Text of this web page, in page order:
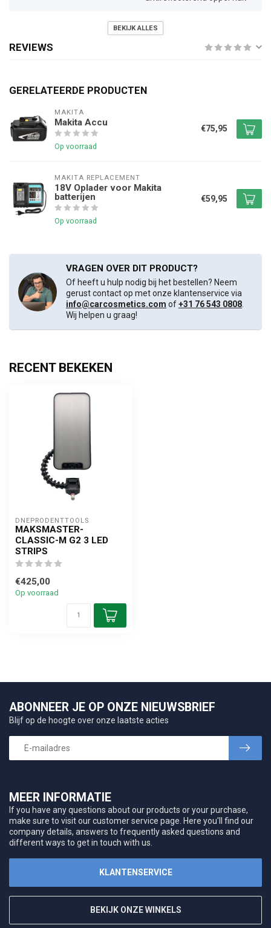
BEKIJK ALLES
REVIEWS
GERELATEERDE PRODUCTEN
MAKITA
Makita Accu
Op voorraad
€75,95
MAKITA REPLACEMENT
18V Oplader voor Makita
batterijen
Op voorraad
€59,95
VRAGEN OVER DIT PRODUCT?
Of heeft u hulp nodig bij het bestellen? Neem
gerust contact op met onze klantenservice via
info@carcosmetics.com of+31 76 543 0808
Wij helpen u graag!
RECENT BEKEKEN
DNEPRODENTTOOLS
MAKSMASTER-
CLASSIC-M G2 3 LED
STRIPS
€425,00
Op voorraad
MEER INFORMATIE
If you have any questions about our products or your purchase,
make sure to visit our customer service page. Here you'll find our
company details, answers to frequently asked questions and
different ways to get in touch with us.
KLANTENSERVICE
BEKIJK ONZE WINKELS
ABONNEER JE OP ONZE NIEUWSBRIEF
Blijf op de hoogte over onze laatste acties